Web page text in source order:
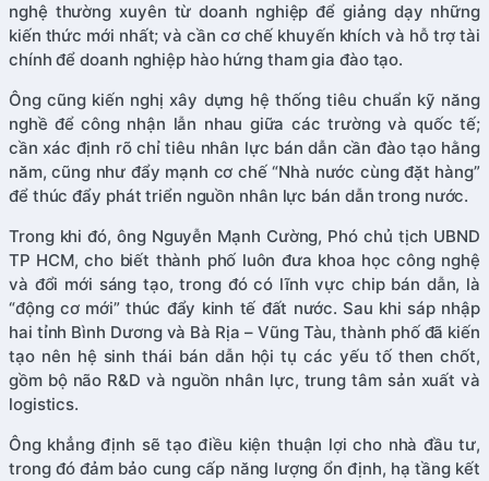
nghệ thường xuyên từ doanh nghiệp để giảng dạy những
kiến thức mới nhất; và cần cơ chế khuyến khích và hỗ trợ tài
chính để doanh nghiệp hào hứng tham gia đào tạo.
Ông cũng kiến nghị xây dựng hệ thống tiêu chuẩn kỹ năng
nghề để công nhận lẫn nhau giữa các trường và quốc tế;
cần xác định rõ chỉ tiêu nhân lực bán dẫn cần đào tạo hằng
năm, cũng như đẩy mạnh cơ chế “Nhà nước cùng đặt hàng”
để thúc đẩy phát triển nguồn nhân lực bán dẫn trong nước.
Trong khi đó, ông Nguyễn Mạnh Cường, Phó chủ tịch UBND
TP HCM, cho biết thành phố luôn đưa khoa học công nghệ
và đổi mới sáng tạo, trong đó có lĩnh vực chip bán dẫn, là
“động cơ mới” thúc đẩy kinh tế đất nước. Sau khi sáp nhập
hai tỉnh Bình Dương và Bà Rịa – Vũng Tàu, thành phố đã kiến
tạo nên hệ sinh thái bán dẫn hội tụ các yếu tố then chốt,
gồm bộ não R&D và nguồn nhân lực, trung tâm sản xuất và
logistics.
Ông khẳng định sẽ tạo điều kiện thuận lợi cho nhà đầu tư,
trong đó đảm bảo cung cấp năng lượng ổn định, hạ tầng kết